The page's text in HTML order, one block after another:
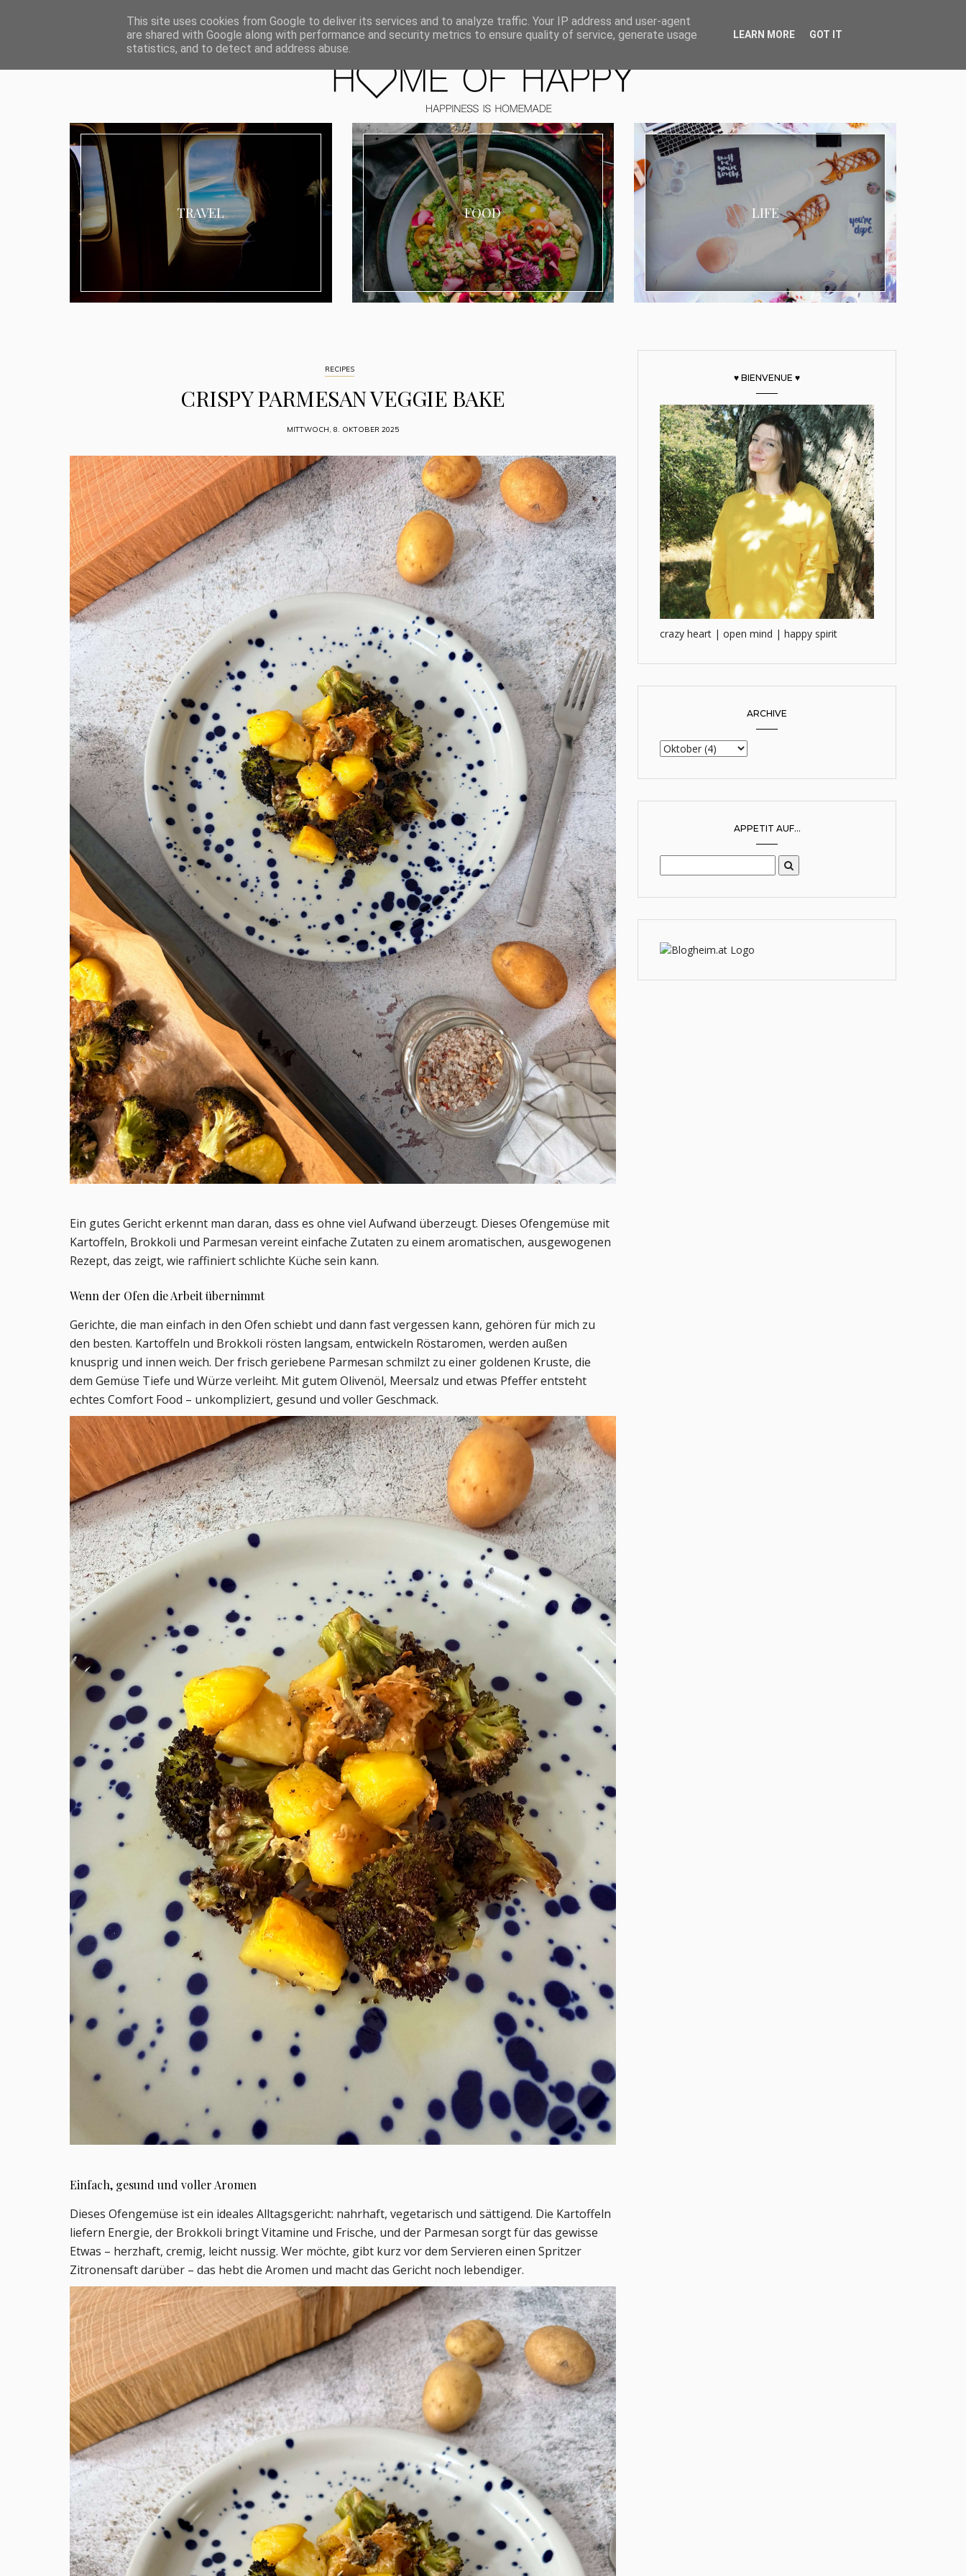
ABOUT I MEDIA & PR IMPRESSUM DATENSCHUTZ KATEGORIEN
TRAVEL FOOD LIFE
RECIPES
CRISPY PARMESAN VEGGIE BAKE
MITTWOCH, 8. OKTOBER 2025
Ein gutes Gericht erkennt man daran, dass es ohne viel Aufwand überzeugt. Dieses Ofengemüse mit
Kartoffeln, Brokkoli und Parmesan vereint einfache Zutaten zu einem aromatischen, ausgewogenen
Rezept, das zeigt, wie raffiniert schlichte Küche sein kann.
Wenn der Ofen die Arbeit übernimmt
Gerichte, die man einfach in den Ofen schiebt und dann fast vergessen kann, gehören für mich zu
den besten. Kartoffeln und Brokkoli rösten langsam, entwickeln Röstaromen, werden außen
knusprig und innen weich. Der frisch geriebene Parmesan schmilzt zu einer goldenen Kruste, die
dem Gemüse Tiefe und Würze verleiht. Mit gutem Olivenöl, Meersalz und etwas Pfeffer entsteht
echtes Comfort Food – unkompliziert, gesund und voller Geschmack.
Einfach, gesund und voller Aromen
Dieses Ofengemüse ist ein ideales Alltagsgericht: nahrhaft, vegetarisch und sättigend. Die Kartoffeln
liefern Energie, der Brokkoli bringt Vitamine und Frische, und der Parmesan sorgt für das gewisse
Etwas – herzhaft, cremig, leicht nussig. Wer möchte, gibt kurz vor dem Servieren einen Spritzer
Zitronensaft darüber – das hebt die Aromen und macht das Gericht noch lebendiger.
♥ BIENVENUE ♥
crazy heart | open mind | happy spirit
ARCHIVE
APPETIT AUF...
This site uses cookies from Google to deliver its services and to analyze traffic. Your IP address and user-agent
are shared with Google along with performance and security metrics to ensure quality of service, generate usage
statistics, and to detect and address abuse.
LEARN MORE GOT IT